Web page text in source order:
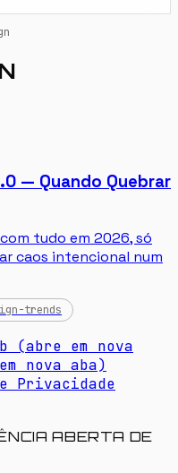
— Quando Quebrar
tudo em 2026, só
caos intencional num
trends
(abre em nova
nova aba)
Privacidade
ABERTA DE